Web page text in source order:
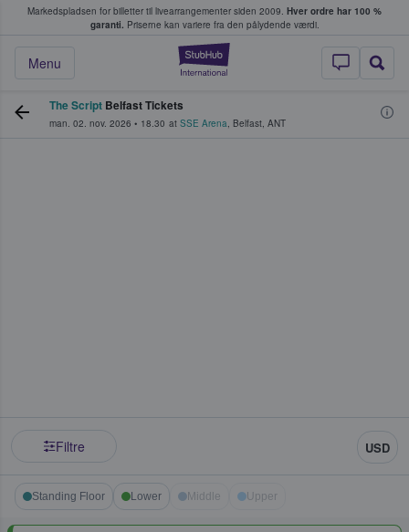
Markedspladsen for billetter til livearrangementer siden 2009. Hver ordre har 100 %
garanti. Priserne kan variere fra den pålydende værdi.
StubHub - Hvor
Menu
køber og sælger billetter
The Script Belfast Tickets
man. 02. nov. 2026 • 18.30 at SSE Arena, Belfast, ANT
Filtre USD
Standing Floor Lower Middle Upper